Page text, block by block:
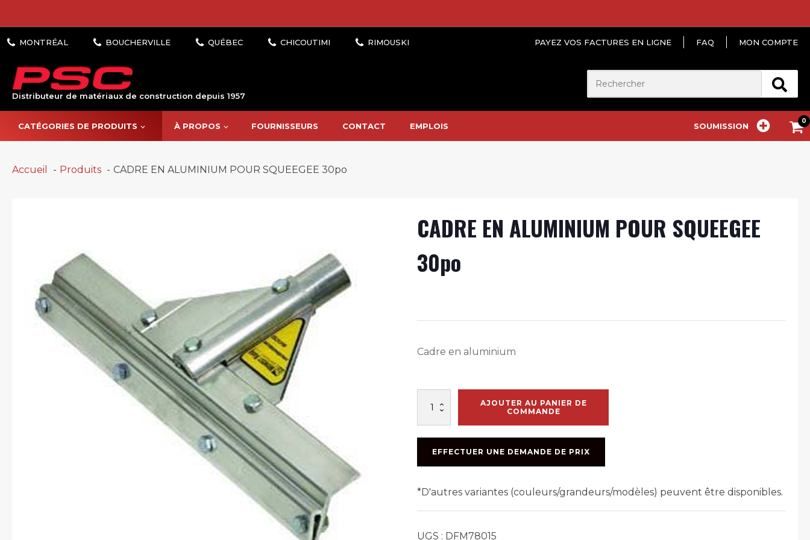
PAYEZ VOS FACTURES EN LIGNE FAQ MON COMPTE
Distributeur de matériaux de construction depuis 1957
CATÉGORIES DE PRODUITS À PROPOS FOURNISSEURS CONTACT EMPLOIS SOUMISSION
Accueil Produits CADRE EN ALUMINIUM POUR SQUEEGEE 30po
CADRE EN ALUMINIUM POUR SQUEEGEE
30po
Cadre en aluminium
POUR
SQUEEGEE
AJOUTER AU PANIER DE
COMMANDE
EFFECTUER UNE DEMANDE DE PRIX
*D'autres variantes (couleurs/grandeurs/modèles) peuvent être disponibles.
UGS : DFM78015